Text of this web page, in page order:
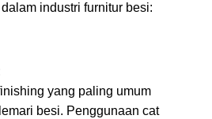
industri furnitur besi:
yang paling umum
besi. Penggunaan cat